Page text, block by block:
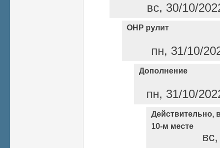
вс, 30/10/
ОНР рулит
пн, 31/10/
Дополнение
пн, 31/10/
Действительно,
10-м месте